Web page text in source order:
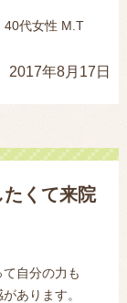
40代女性 M.T
2017年8月17日
くて来院
自分の力も
あります。